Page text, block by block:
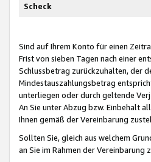
Scheck
Sind auf Ihrem Konto für einen
Frist von sieben Tagen nach einer
Schlussbetrag zurückzuhalten, der
Mindestauszahlungsbetrag
unterliegen oder durch geltende
An Sie unter Abzug bzw. Einbehalt
Ihnen gemäß der Vereinbarung
Sollten Sie, gleich aus welchem
an Sie im Rahmen der